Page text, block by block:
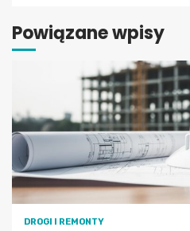
Powiązane wpisy
DROGI I REMONTY